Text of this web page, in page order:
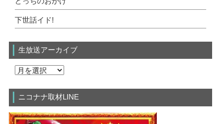
下世話イド!
生放送アーカイブ
ニコナナ取材LINE